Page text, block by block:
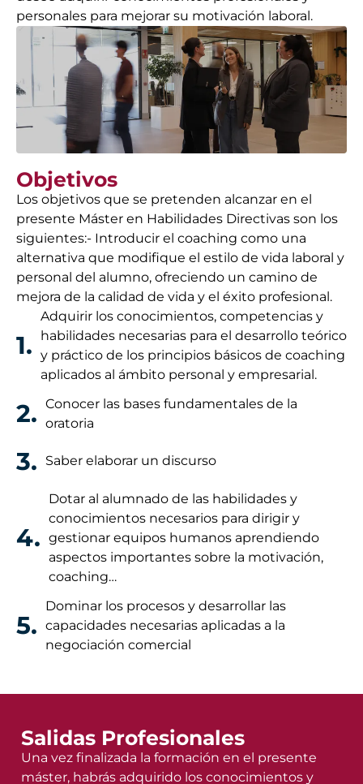
personales para mejorar su motivación laboral.
Objetivos
Los objetivos que se pretenden alcanzar en el
presente Máster en Habilidades Directivas son los
siguientes:- Introducir el coaching como una
alternativa que modifique el estilo de vida laboral y
personal del alumno, ofreciendo un camino de
mejora de la calidad de vida y el éxito profesional.
1.
Adquirir los conocimientos, competencias y
habilidades necesarias para el desarrollo teórico
y práctico de los principios básicos de coaching
aplicados al ámbito personal y empresarial.
2. Conocer las bases fundamentales de la
oratoria
3. Saber elaborar un discurso
4.
Dotar al alumnado de las habilidades y
conocimientos necesarios para dirigir y
gestionar equipos humanos aprendiendo
aspectos importantes sobre la motivación,
coaching…
5.
Dominar los procesos y desarrollar las
capacidades necesarias aplicadas a la
negociación comercial
Salidas Profesionales
Una vez finalizada la formación en el presente
máster, habrás adquirido los conocimientos y